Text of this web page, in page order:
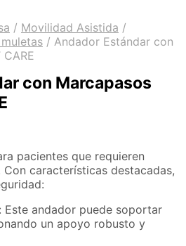
/ Movilidad Asistida /
/ Andador Estándar con
con Marcapasos
pacientes que requieren
características destacadas,
andador puede soportar
un apoyo robusto y